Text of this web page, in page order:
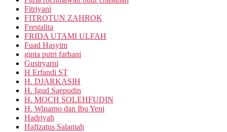
Fitriyani
FITROTUN ZAHROK
Frestalita
FRIDA UTAMI ULFAH
Fuad Hasyim
ginta putri farhani
Gustryarni
H Erfandi ST
H. DJARKASIH
H. Igud Saepudin
H. MOCH SOLEHFUDIN
H. Winarno dan Ibu Yeni
Hadriyah
Hafizatus Salamah